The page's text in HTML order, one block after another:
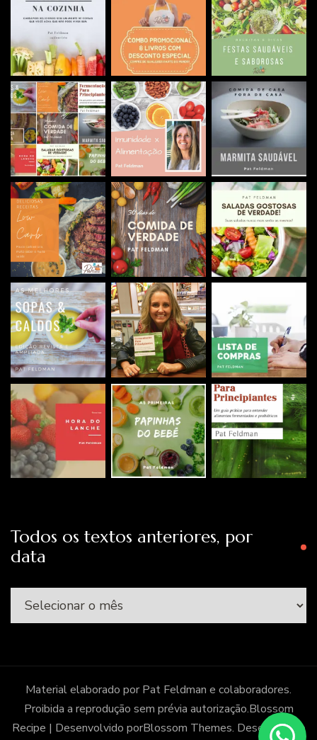
Todos os textos anteriores, por
data
Todos
por
data
Material elaborado por Pat Feldman e colaboradores.
Proibida a reprodução sem prévia autorização.Blossom
Recipe | Desenvolvido porBlossom Themes. Desenvolvido